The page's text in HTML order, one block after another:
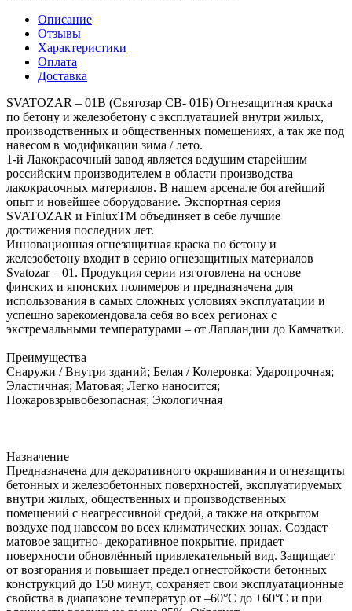
Описание
Отзывы
Характеристики
Оплата
Доставка
SVATOZAR – 01В (Святозар СВ- 01Б) Огнезащитная краска
по бетону и железобетону с эксплуатацией внутри жилых,
производственных и общественных помещениях, а так же под
навесом в модификации зима / лето.
1-й Лакокрасочный завод является ведущим старейшим
российским производителем в области производства
лакокрасочных материалов. В нашем арсенале богатейший
опыт и новейшее оборудование. Экспортная серия
SVATOZAR и FinluxTM объединяет в себе лучшие
достижения последних лет.
Инновационная огнезащитная краска по бетону и
железобетону входит в серию огнезащитных материалов
Svatozar – 01. Продукция серии изготовлена на основе
финских и японских полимеров и предназначена для
использования в самых сложных условиях эксплуатации и
успешно зарекомендовала себя во всех регионах с
экстремальными температурами – от Лапландии до Камчатки.
Преимущества
Снаружи / Внутри зданий; Белая / Колеровка; Ударопрочная;
Эластичная; Матовая; Легко наносится;
Пожаровзрывобезопасная; Экологичная
Назначение
Предназначена для декоративного окрашивания и огнезащиты
бетонных и железобетонных поверхностей, эксплуатируемых
внутри жилых, общественных и производственных
помещений с неагрессивной средой, а также на открытом
воздухе под навесом во всех климатических зонах. Создает
матовое защитно- декоративное покрытие, придает
поверхности обновлённый привлекательный вид. Защищает
от возгорания и повышает предел огнестойкости бетонных
конструкций до 150 минут, сохраняет свои эксплуатационные
свойства в диапазоне температур от –60°С до +60°С и при